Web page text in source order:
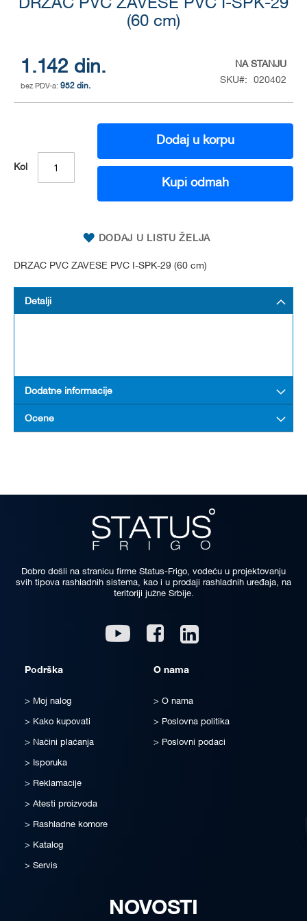
DRZAC PVC ZAVESE PVC I-SPK-29
(60 cm)
1.142 din.
952 din.
NA STANJU
SKU
020402
Kol
Dodaj u korpu
Kupi odmah
DODAJ U LISTU ŽELJA
DRZAC PVC ZAVESE PVC I-SPK-29 (60 cm)
images
gallery
Detalji
Dodatne informacije
Ocene
Dobro došli na stranicu firme Status-Frigo, vodeću u projektovanju
svih tipova rashladnih sistema, kao i u prodaji rashladnih uređaja, na
teritoriji južne Srbije.
Youtube Facebook
Podrška
Moj nalog
Kako kupovati
Načini plaćanja
Isporuka
Reklamacije
Atesti proizvoda
Rashladne komore
Katalog
Servis
O nama
O nama
Poslovna politika
Poslovni podaci
NOVOSTI